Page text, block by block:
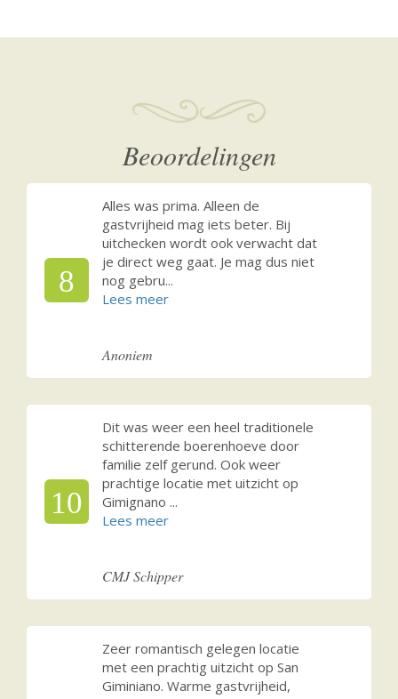
Beoordelingen
8
Alles was prima. Alleen de
gastvrijheid mag iets beter. Bij
uitchecken wordt ook verwacht dat
je direct weg gaat. Je mag dus niet
nog gebru...
Anoniem
10
Dit was weer een heel traditionele
schitterende boerenhoeve door
familie zelf gerund. Ook weer
prachtige locatie met uitzicht op
Gimignano ...
CMJ Schipper
Zeer romantisch gelegen locatie
met een prachtig uitzicht op San
Giminiano. Warme gastvrijheid,